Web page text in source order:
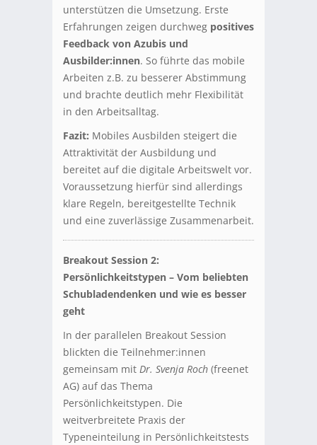
unterstützen die Umsetzung. Erste
Erfahrungen zeigen durchweg positives
Feedback von Azubis und
Ausbilder:innen. So führte das mobile
Arbeiten z.B. zu besserer Abstimmung
und brachte deutlich mehr Flexibilität
in den Arbeitsalltag.
Fazit: Mobiles Ausbilden steigert die
Attraktivität der Ausbildung und
bereitet auf die digitale Arbeitswelt vor.
Voraussetzung hierfür sind allerdings
klare Regeln, bereitgestellte Technik
und eine zuverlässige Zusammenarbeit.
Breakout Session 2:
Persönlichkeitstypen – Vom beliebten
Schubladendenken und wie es besser
geht
In der parallelen Breakout Session
blickten die Teilnehmer:innen
gemeinsam mit Dr. Svenja Roch (freenet
AG) auf das Thema
Persönlichkeitstypen. Die
weitverbreitete Praxis der
Typeneinteilung in Persönlichkeitstests